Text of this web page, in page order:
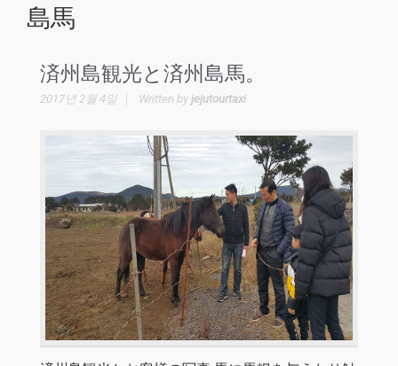
島馬
済州島観光と済州島馬。
2017년 2월 4일 Written by jejutourtaxi